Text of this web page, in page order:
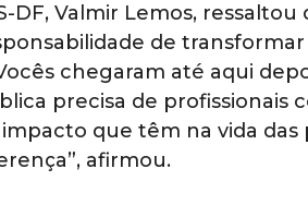
DF, Valmir Lemos,
de
chegaram até aqui
precisa de profissionais
que têm na vida das
afirmou.